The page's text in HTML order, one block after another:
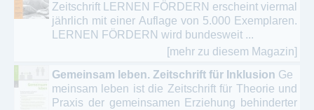
Zeitschrift LERNEN FÖRDERN erscheint viermal
jährlich mit einer Auflage von 5.000 Exemplaren.
LERNEN FÖRDERN wird bundesweit ...
[mehr zu diesem Magazin]
Gemeinsam leben. Zeitschrift für Inklusion Ge
meinsam leben ist die Zeitschrift für Theorie und
Praxis der gemeinsamen Erziehung behinderter